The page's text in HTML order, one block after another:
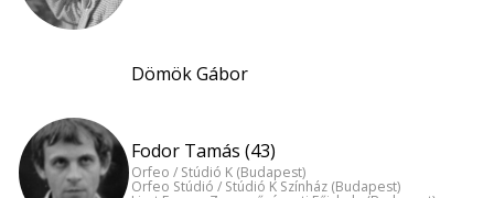
Dömök Gábor
Fodor Tamás (43)
Orfeo / Stúdió K (Budapest)
Orfeo Stúdió / Stúdió K Színház (Budapest)